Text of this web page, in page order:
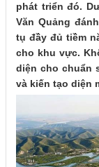
phát triển đó.
Văn Quảng
tụ đầy đủ tiềm
cho khu vực.
diện cho chuẩn
và kiến tạo diện